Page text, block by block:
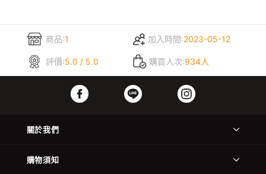
商品:1 加入時間:2023-05-12
評價:5.0 / 5.0 購買人次:934人
關於我們
購物須知